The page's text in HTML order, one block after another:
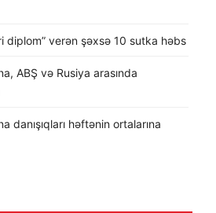
diplom” verən şəxsə 10 sutka həbs
ABŞ və Rusiya arasında
danışıqları həftənin ortalarına